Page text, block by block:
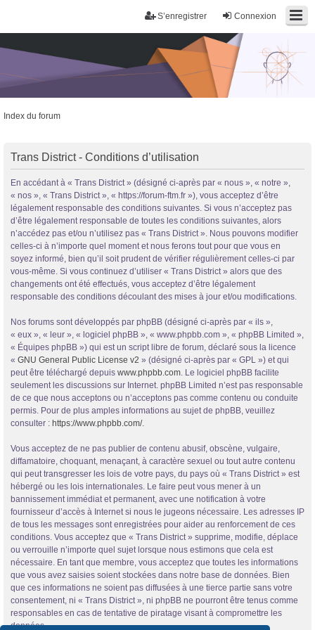
Connexion
S’enregistrer
Trans District
Forum d'information sur les transidentités masculines FtM/FtX/Ft*
Index du forum
Trans District - Conditions d’utilisation
En accédant à « Trans District » (désigné ci-après par « nous », « notre »,
« nos », « Trans District », « https://forum-ftm.fr »), vous acceptez d’être
légalement responsable des conditions suivantes. Si vous n’acceptez pas
d’être légalement responsable de toutes les conditions suivantes, alors
n’accédez pas et/ou n’utilisez pas « Trans District ». Nous pouvons modifier
celles-ci à n’importe quel moment et nous ferons tout pour que vous en
soyez informé, bien qu’il soit prudent de vérifier régulièrement celles-ci par
vous-même. Si vous continuez d’utiliser « Trans District » alors que des
changements ont été effectués, vous acceptez d’être légalement
responsable des conditions découlant des mises à jour et/ou modifications.
Nos forums sont développés par phpBB (désigné ci-après par « ils »,
« eux », « leur », « logiciel phpBB », « www.phpbb.com », « phpBB Limited »,
« Équipes phpBB ») qui est un script libre de forum, déclaré sous la licence
« GNU General Public License v2 » (désigné ci-après par « GPL ») et qui
peut être téléchargé depuis www.phpbb.com. Le logiciel phpBB facilite
seulement les discussions sur Internet. phpBB Limited n’est pas responsable
de ce que nous acceptons ou n’acceptons pas comme contenu ou conduite
permis. Pour de plus amples informations au sujet de phpBB, veuillez
consulter : https://www.phpbb.com/.
Vous acceptez de ne pas publier de contenu abusif, obscène, vulgaire,
diffamatoire, choquant, menaçant, à caractère sexuel ou tout autre contenu
qui peut transgresser les lois de votre pays, du pays où « Trans District » est
hébergé ou les lois internationales. Le faire peut vous mener à un
bannissement immédiat et permanent, avec une notification à votre
fournisseur d’accès à Internet si nous le jugeons nécessaire. Les adresses IP
de tous les messages sont enregistrées pour aider au renforcement de ces
conditions. Vous acceptez que « Trans District » supprime, modifie, déplace
ou verrouille n’importe quel sujet lorsque nous estimons que cela est
nécessaire. En tant que membre, vous acceptez que toutes les informations
que vous avez saisies soient stockées dans notre base de données. Bien
que ces informations ne soient pas diffusées à une tierce partie sans votre
consentement, ni « Trans District », ni phpBB ne pourront être tenus comme
responsables en cas de tentative de piratage visant à compromettre les
données.